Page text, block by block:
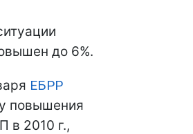
до 6%.
ЕБРР
повышения
в 2010 г.,